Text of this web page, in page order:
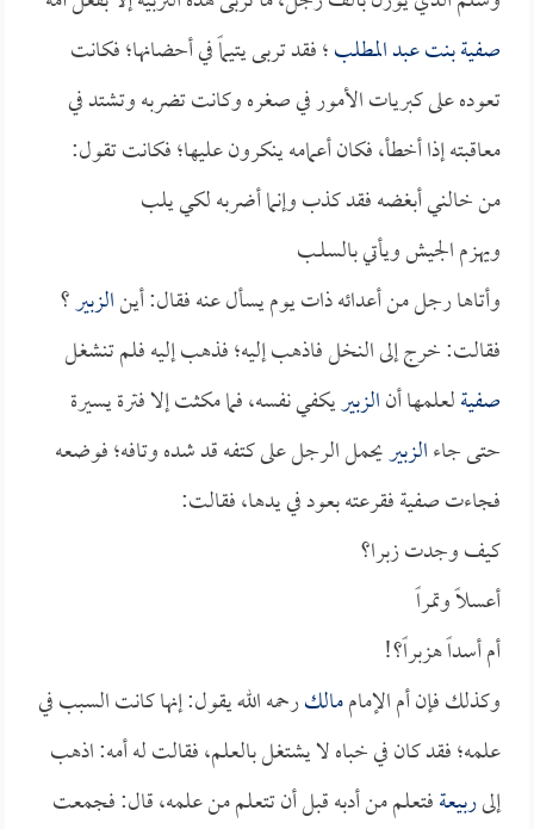
صفية بنت عبد المطلب؛ فقد تربى يتيماً في أحضانها؛ فكانت
تعوده على كبريات الأمور في صغره وكانت تضربه وتشتد في
معاقبته إذا أخطأ، فكان أعمامه ينكرون عليها؛ فكانت تقول:
من خالني أبغضه فقد كذب وإنما أضربه لكي يلب
ويهزم الجيش ويأتي بالسلــب
وأتاها رجل من أعدائه ذات يوم يسأل عنه فقال: أينالزبير؟
فقالت: خرج إلى النخل فاذهب إليه؛ فذهب إليه فلم تنشغل
صفيةلعلمها أنالزبيريكفي نفسه، فما مكثت إلا فترة يسيرة
حتى جاءالزبيريحمل الرجل على كتفه قد شده وتافه؛ فوضعه
فجاءت صفية فقرعته بعود في يدها، فقالت:
كيف وجدت زبرا؟
أعسلاً وتمراً
أم أسداً هزبراً؟!
وكذلك فإن أم الإماممالكرحمه الله يقول: إنها كانت السبب في
علمه؛ فقد كان في خباه لا يشتغل بالعلم، فقالت له أمه: اذهب
إلىربيعةفتعلم من أدبه قبل أن تتعلم من علمه، قال: فجمعت